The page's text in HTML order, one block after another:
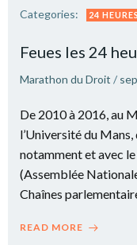
Categories: 24
Feues les 24
Marathon du Droit /
De 2010 à 2016, au
l’Université du
notamment et avec
(Assemblée
Chaînes
READ MORE